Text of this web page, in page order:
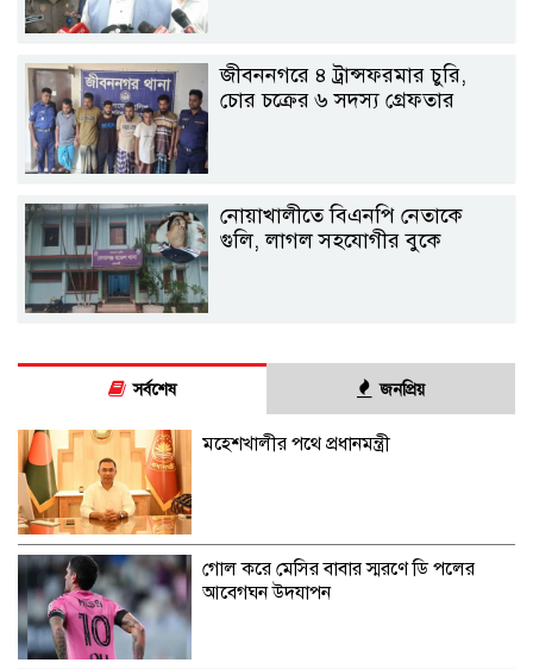
জীবননগরে ৪ ট্রান্সফরমার চুরি,
চোর চক্রের ৬ সদস্য গ্রেফতার
নোয়াখালীতে বিএনপি নেতাকে
গুলি, লাগল সহযোগীর বুকে
সর্বশেষ জনপ্রিয়
মহেশখালীর পথে প্রধানমন্ত্রী
গোল করে মেসির বাবার স্মরণে ডি পলের
আবেগঘন উদযাপন